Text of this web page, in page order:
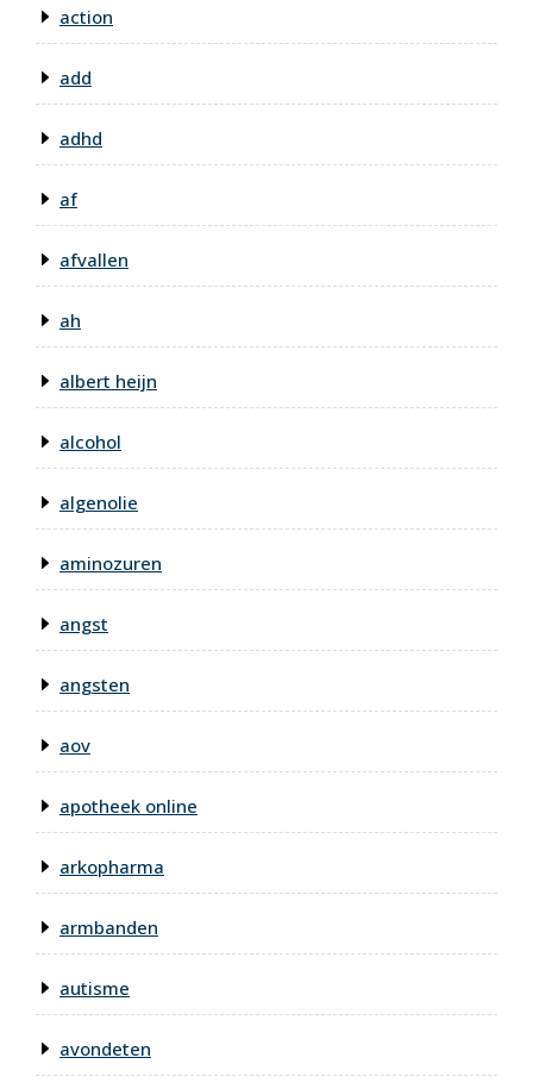
action
add
adhd
af
afvallen
ah
albert heijn
alcohol
algenolie
aminozuren
angst
angsten
aov
apotheek online
arkopharma
armbanden
autisme
avondeten